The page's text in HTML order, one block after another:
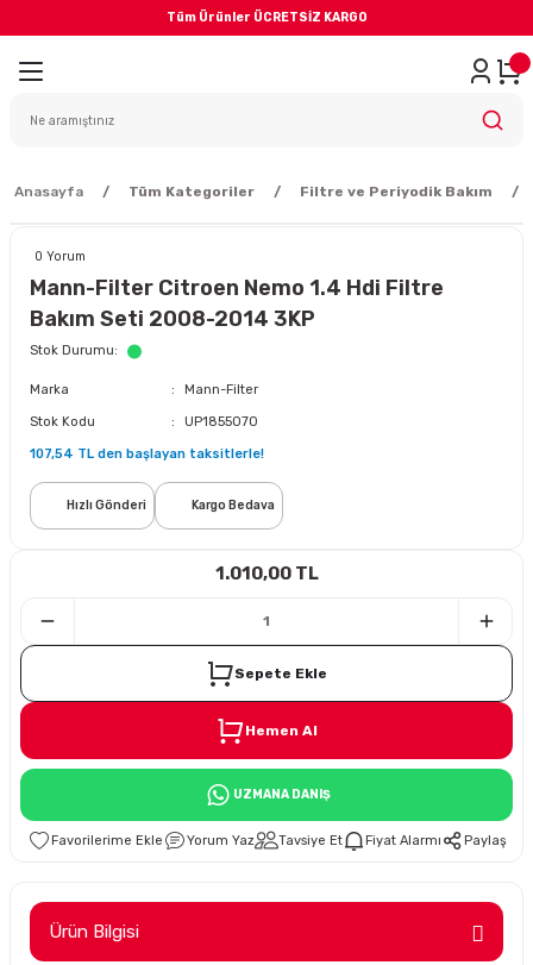
Tüm Ürünler ÜCRETSİZ KARGO
Geri Dön
Sistemi
Anasayfa Tüm Kategoriler Filtre ve Periyodik Bakım
0 Yorum
Mann-Filter Citroen Nemo 1.4 Hdi Filtre
Bakım Seti 2008-2014 3KP
Stok Durumu
Marka Mann-Filter
Stok Kodu UP1855070
107,54 TL den başlayan taksitlerle!
Hızlı Gönderi Kargo Bedava
1.010,00 TL
Sepete Ekle
Hemen Al
UZMANA DANIŞ
Yorum Yaz Tavsiye Et Fiyat Alarmı Paylaş
Ürün Bilgisi